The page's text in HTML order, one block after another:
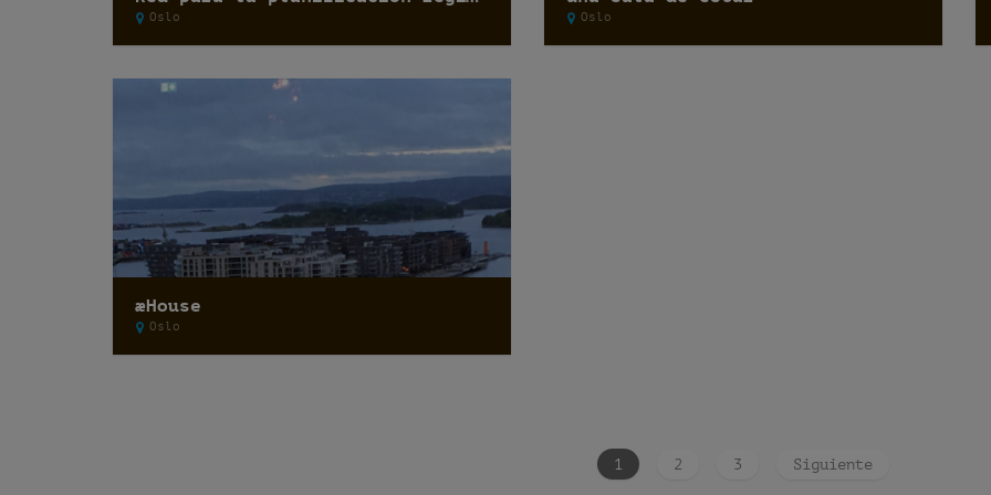
Oslo Oslo
æHouse
Oslo
1 2 3 Siguiente